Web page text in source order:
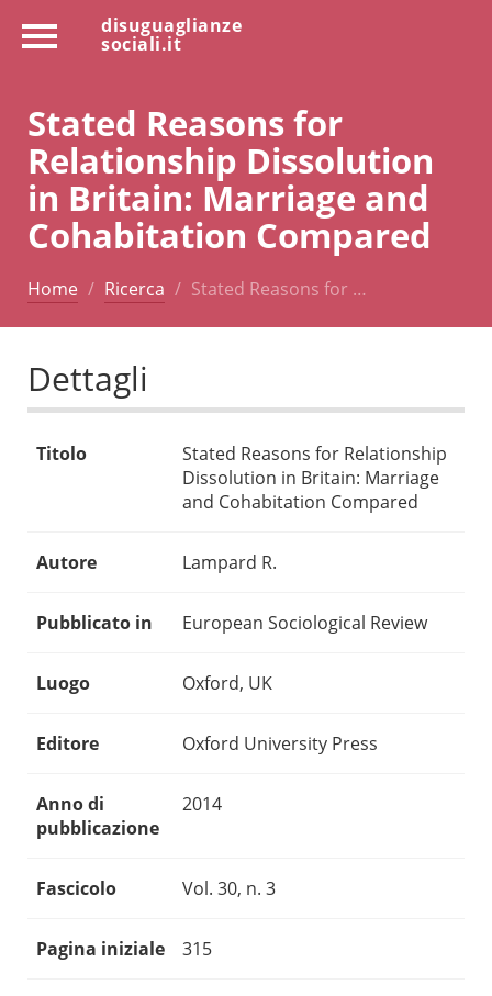
disuguaglianze
sociali.it
Stated Reasons for
Relationship Dissolution
in Britain: Marriage and
Cohabitation Compared
Home Ricerca Stated Reasons for …
Dettagli
Titolo
Stated Reasons for Relationship
Dissolution in Britain: Marriage
and Cohabitation Compared
Autore Lampard R.
Pubblicato in European Sociological Review
Luogo Oxford, UK
Editore Oxford University Press
Anno di
pubblicazione
2014
Fascicolo Vol. 30, n. 3
Pagina iniziale 315